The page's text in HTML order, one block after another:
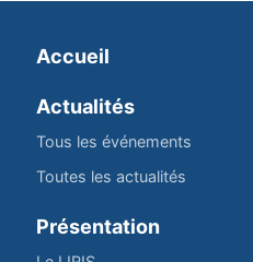
Accueil
Actualités
Tous les événements
Toutes les actualités
Présentation